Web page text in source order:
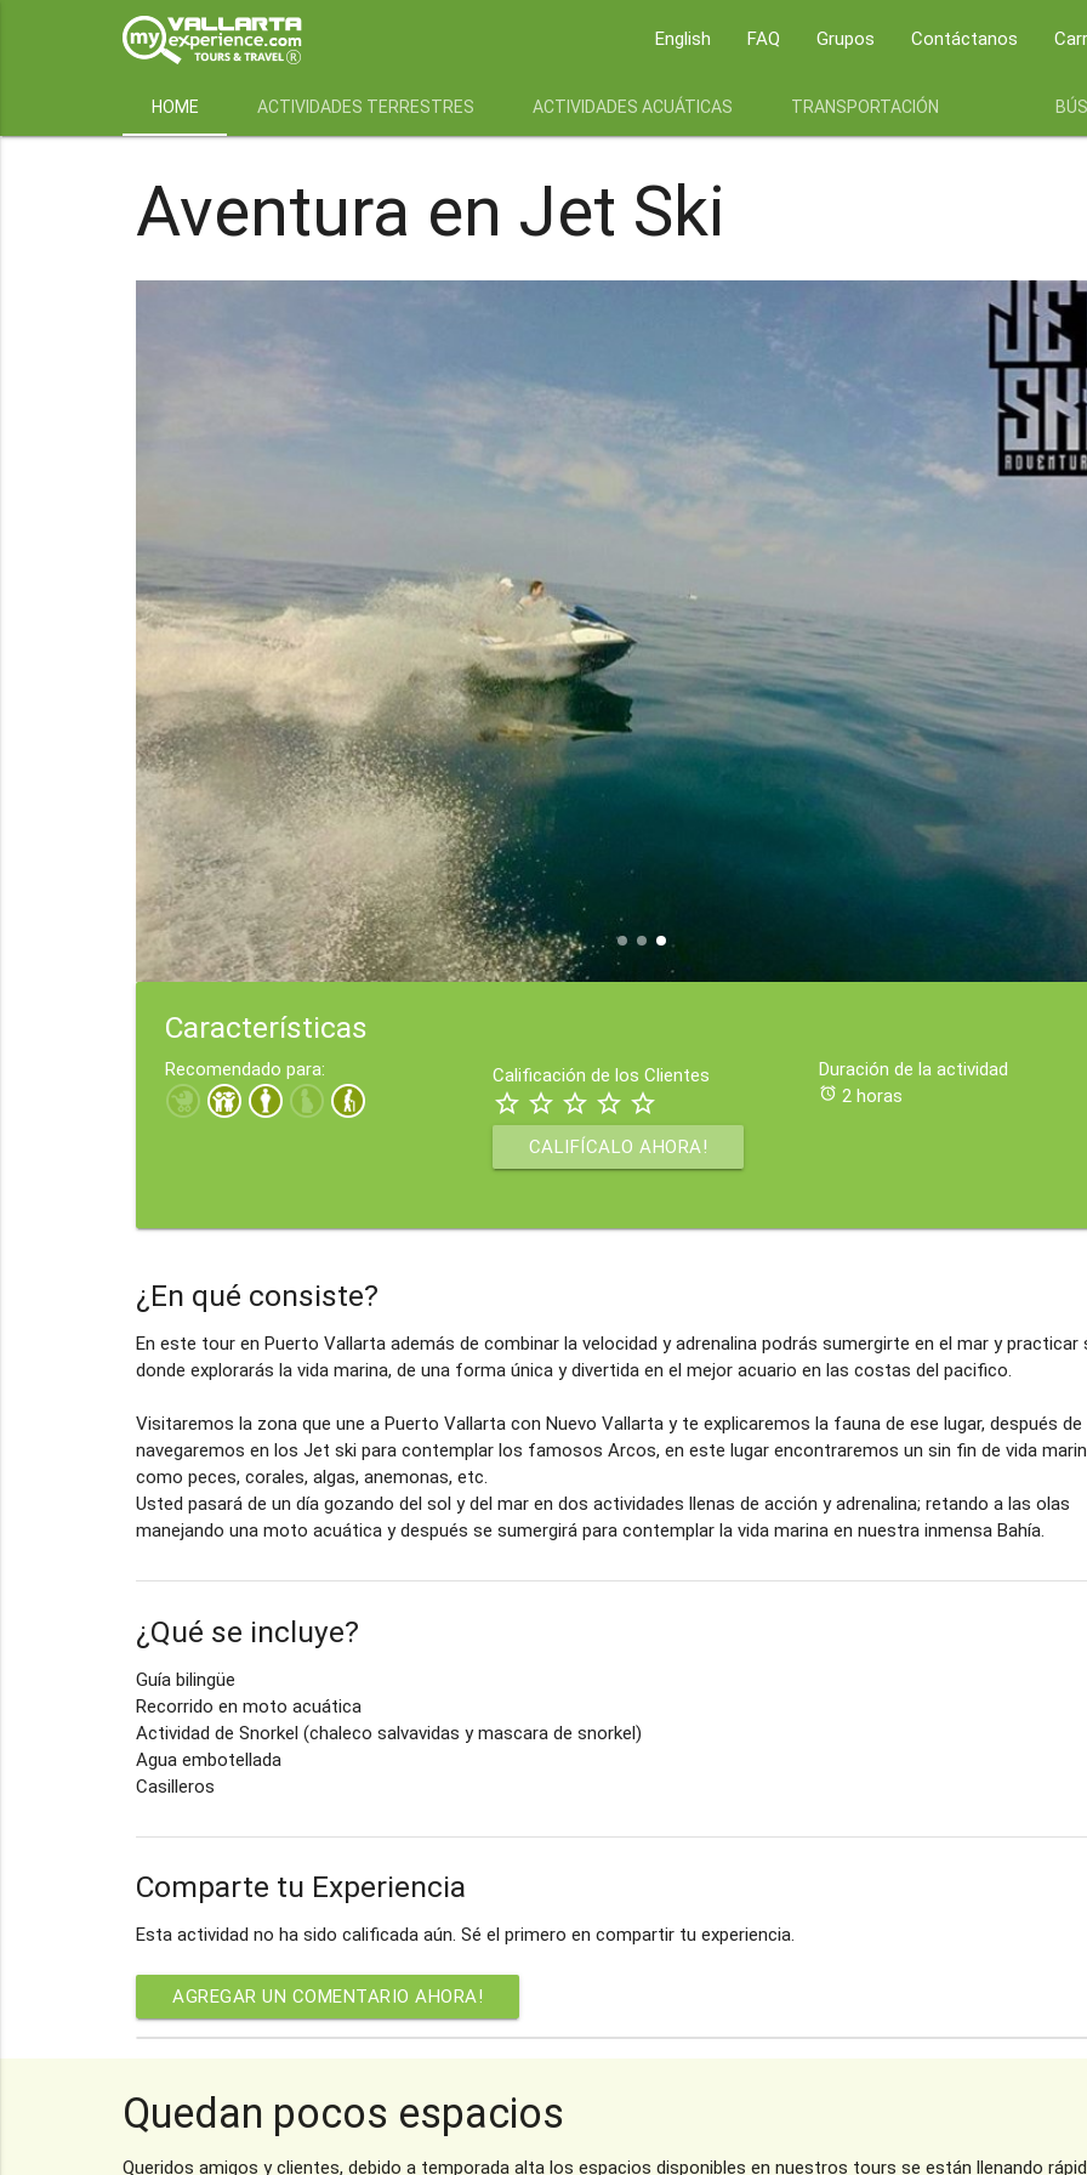
English FAQ Grupos Contáctanos
HOME ACTIVIDADES TERRESTRES ACTIVIDADES ACUÁTICAS TRANSPORTACIÓN
Aventura en Jet Ski
Características
Recomendado para: Calificación de los Clientes
star_border star_border star_border star_border star_border
CALIFÍCALO AHORA!
Duración de la actividad
alarm 2 horas
¿En qué consiste?
En este tour en Puerto Vallarta además de combinar la velocidad y adrenalina podrás sumergirte en el mar y practicar
donde explorarás la vida marina, de una forma única y divertida en el mejor acuario en las costas del pacifico.
Visitaremos la zona que une a Puerto Vallarta con Nuevo Vallarta y te explicaremos la fauna de ese lugar, después de
navegaremos en los Jet ski para contemplar los famosos Arcos, en este lugar encontraremos un sin fin de vida
como peces, corales, algas, anemonas, etc.
Usted pasará de un día gozando del sol y del mar en dos actividades llenas de acción y adrenalina; retando a las olas
manejando una moto acuática y después se sumergirá para contemplar la vida marina en nuestra inmensa Bahía.
¿Qué se incluye?
Guía bilingüe
Recorrido en moto acuática
Actividad de Snorkel (chaleco salvavidas y mascara de snorkel)
Agua embotellada
Casilleros
Comparte tu Experiencia
Esta actividad no ha sido calificada aún. Sé el primero en compartir tu experiencia.
AGREGAR UN COMENTARIO AHORA!
El mejor precio 100%
Síguenos en Facebook
Quedan pocos espacios
Queridos amigos y clientes, debido a temporada alta los espacios disponibles en nuestros tours se están llenando